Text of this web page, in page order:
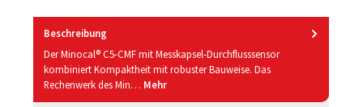
Beschreibung
Der Minocal® C5-CMF mit Messkapsel-Durchflusssensor
kombiniert Kompaktheit mit robuster Bauweise. Das
Rechenwerk des Min… Mehr